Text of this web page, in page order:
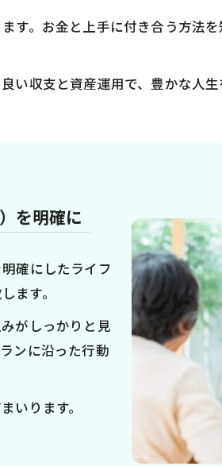
す。お金と上手に付き合う方法
収支と資産運用で、豊かな人生
を明確に
確にしたライフ
ます。
がしっかりと見
ンに沿った行動
いります。